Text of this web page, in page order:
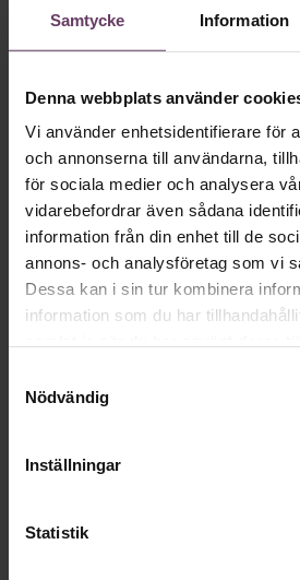
Samtycke Information
Denna webbplats använder
Vi använder enhetsidentifierare för
och annonserna till användarna,
för sociala medier och analysera
vidarebefordrar även sådana
information från din enhet till de
annons- och analysföretag som vi
Dessa kan i sin tur kombinera
information som du har
Nödvändig
Inställningar
Statistik
Chefakademin Talks om
Okategoriserade
Annonssamarbete: